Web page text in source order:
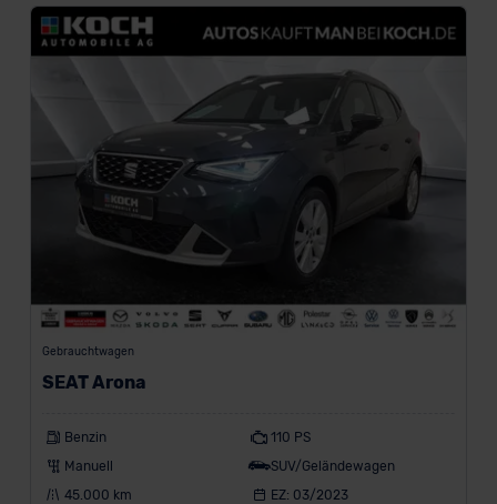
der EU erfolgt, erfolgt dies ausschließlich auf der
Grundlage eines Angemessenheitsbeschlusses der EU-
Kommission (Art. 45 Abs. 1 DSGVO), von
Standarddatenschutzklauseln (Art. 46 Abs. 2 lit. c
DSGVO) oder wenn Sie hierzu Ihre Einwilligung freiwillig
erteilen. Nähere Informationen zu den bestehenden
Datenschutzklauseln können Sie über den Kontakt zu
unserem Datenschutzbeauftragten unter
datenschutz@meinauto.de anfordern.
Gebrauchtwagen
SEAT Arona
Benzin
110 PS
Manuell
SUV/Geländewagen
45.000 km
EZ: 03/2023